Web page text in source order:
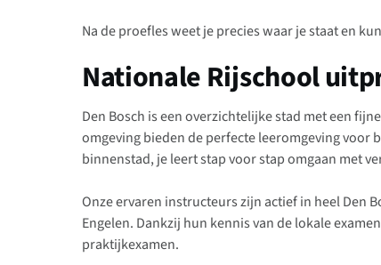
Na de proefles weet je precies waar je staat en
Nationale Rijschool
Den Bosch is een overzichtelijke stad met een
omgeving bieden de perfecte leeromgeving voor
binnenstad, je leert stap voor stap omgaan met
Onze ervaren instructeurs zijn actief in heel Den
Engelen. Dankzij hun kennis van de lokale
praktijkexamen.